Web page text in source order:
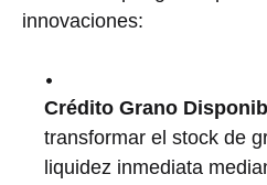
innovaciones:
Crédito Grano
transformar el stock de
liquidez inmediata